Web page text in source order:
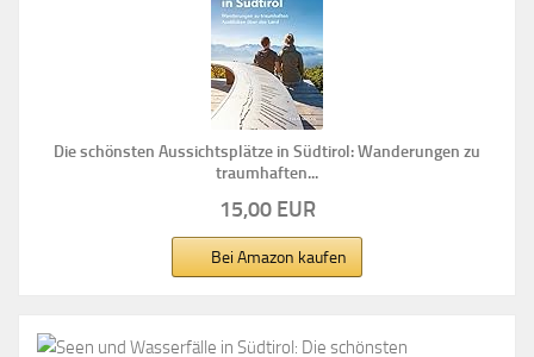
Die schönsten Aussichtsplätze in Südtirol: Wanderungen zu
traumhaften...
15,00 EUR
Bei Amazon kaufen